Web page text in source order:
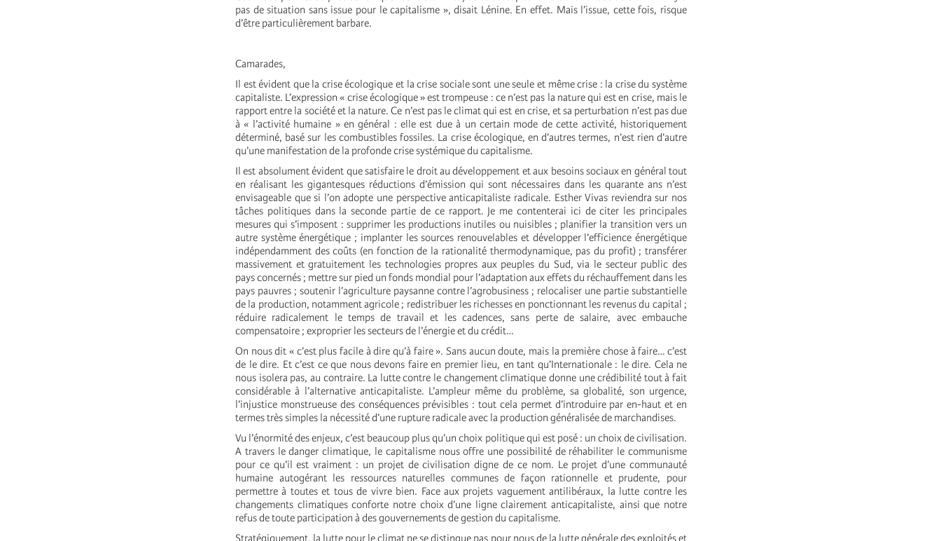
pas de situation sans issue pour le capitalisme », disait Lénine. En effet. Mais l’issue, cette fois, risque
d’être particulièrement barbare.
Camarades,
Il est évident que la crise écologique et la crise sociale sont une seule et même crise : la crise du système
capitaliste. L’expression « crise écologique » est trompeuse : ce n’est pas la nature qui est en crise, mais le
rapport entre la société et la nature. Ce n’est pas le climat qui est en crise, et sa perturbation n’est pas due
à « l’activité humaine » en général : elle est due à un certain mode de cette activité, historiquement
déterminé, basé sur les combustibles fossiles. La crise écologique, en d’autres termes, n’est rien d’autre
qu’une manifestation de la profonde crise systémique du capitalisme.
Il est absolument évident que satisfaire le droit au développement et aux besoins sociaux en général tout
en réalisant les gigantesques réductions d’émission qui sont nécessaires dans les quarante ans n’est
envisageable que si l’on adopte une perspective anticapitaliste radicale. Esther Vivas reviendra sur nos
tâches politiques dans la seconde partie de ce rapport. Je me contenterai ici de citer les principales
mesures qui s’imposent : supprimer les productions inutiles ou nuisibles ; planifier la transition vers un
autre système énergétique ; implanter les sources renouvelables et développer l’efficience énergétique
indépendamment des coûts (en fonction de la rationalité thermodynamique, pas du profit) ; transférer
massivement et gratuitement les technologies propres aux peuples du Sud, via le secteur public des
pays concernés ; mettre sur pied un fonds mondial pour l’adaptation aux effets du réchauffement dans les
pays pauvres ; soutenir l’agriculture paysanne contre l’agrobusiness ; relocaliser une partie substantielle
de la production, notamment agricole ; redistribuer les richesses en ponctionnant les revenus du capital ;
réduire radicalement le temps de travail et les cadences, sans perte de salaire, avec embauche
compensatoire ; exproprier les secteurs de l’énergie et du crédit…
On nous dit « c’est plus facile à dire qu’à faire ». Sans aucun doute, mais la première chose à faire… c’est
de le dire. Et c’est ce que nous devons faire en premier lieu, en tant qu’Internationale : le dire. Cela ne
nous isolera pas, au contraire. La lutte contre le changement climatique donne une crédibilité tout à fait
considérable à l’alternative anticapitaliste. L’ampleur même du problème, sa globalité, son urgence,
l’injustice monstrueuse des conséquences prévisibles : tout cela permet d’introduire par en-haut et en
termes très simples la nécessité d’une rupture radicale avec la production généralisée de marchandises.
Vu l’énormité des enjeux, c’est beaucoup plus qu’un choix politique qui est posé : un choix de civilisation.
A travers le danger climatique, le capitalisme nous offre une possibilité de réhabiliter le communisme
pour ce qu’il est vraiment : un projet de civilisation digne de ce nom. Le projet d’une communauté
humaine autogérant les ressources naturelles communes de façon rationnelle et prudente, pour
permettre à toutes et tous de vivre bien. Face aux projets vaguement antilibéraux, la lutte contre les
changements climatiques conforte notre choix d’une ligne clairement anticapitaliste, ainsi que notre
refus de toute participation à des gouvernements de gestion du capitalisme.